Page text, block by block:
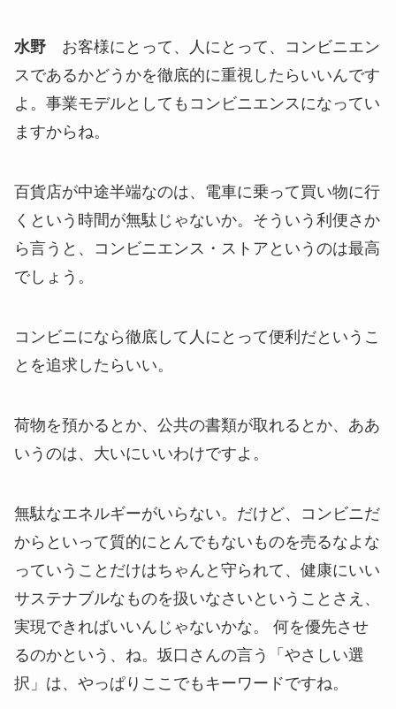
水野 お客様にとって、人にとって、コンビニエン
スであるかどうかを徹底的に重視したらいいんです
よ。事業モデルとしてもコンビニエンスになってい
ますからね。
百貨店が中途半端なのは、電車に乗って買い物に行
くという時間が無駄じゃないか。そういう利便さか
ら言うと、コンビニエンス・ストアというのは最高
でしょう。
コンビニになら徹底して人にとって便利だというこ
とを追求したらいい。
荷物を預かるとか、公共の書類が取れるとか、ああ
いうのは、大いにいいわけですよ。
無駄なエネルギーがいらない。だけど、コンビニだ
からといって質的にとんでもないものを売るなよな
っていうことだけはちゃんと守られて、健康にいい
サステナブルなものを扱いなさいということさえ、
実現できればいいんじゃないかな。 何を優先させ
るのかという、ね。坂口さんの言う「やさしい選
択」は、やっぱりここでもキーワードですね。